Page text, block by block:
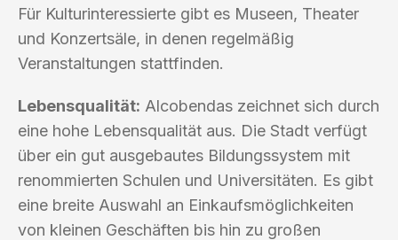
Für Kulturinteressierte gibt es Museen, Theater
und Konzertsäle, in denen regelmäßig
Veranstaltungen stattfinden.
Lebensqualität: Alcobendas zeichnet sich durch
eine hohe Lebensqualität aus. Die Stadt verfügt
über ein gut ausgebautes Bildungssystem mit
renommierten Schulen und Universitäten. Es gibt
eine breite Auswahl an Einkaufsmöglichkeiten
von kleinen Geschäften bis hin zu großen